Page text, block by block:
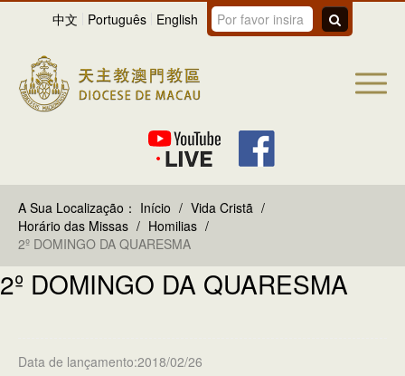
中文 Português English
A Sua Localização： Início / Vida Cristã /
Horário das Missas / Homilias /
2º DOMINGO DA QUARESMA
2º DOMINGO DA QUARESMA
Data de lançamento:2018/02/26